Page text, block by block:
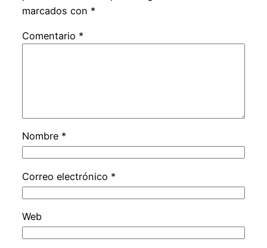
marcados con *
Comentario *
Nombre *
Correo electrónico *
Web